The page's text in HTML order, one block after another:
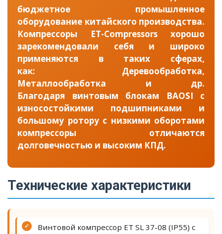
бюджетное промышленное
оборудование китайского производства.
Компрессоры ET-Compressors хорошо
зарекомендовали себя и широко
применяются в таких сферах,
как: Деревообработка,
Металлообработка и др.
Благодаря винтовым блокам BAOSI с
износостойкими подшипниками и
большому ротору с низкими оборотами
компрессоры отличаются
долговечностью и высоким КПД.
Технические характеристики
✓
Винтовой компрессор ET SL 37-08 (IP55) с